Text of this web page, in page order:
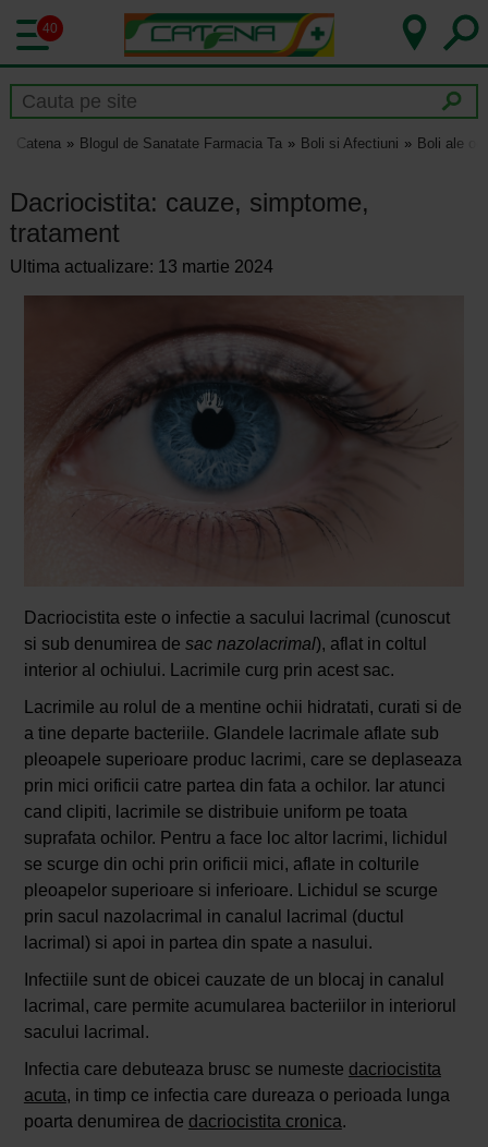
40
Catena Blogul de Sanatate Farmacia Ta Boli si Afectiuni Boli ale
Dacriocistita: cauze, simptome,
tratament
Ultima actualizare: 13 martie 2024
Dacriocistita este o infectie a sacului lacrimal (cunoscut
si sub denumirea de sac nazolacrimal), aflat in coltul
interior al ochiului. Lacrimile curg prin acest sac.
Lacrimile au rolul de a mentine ochii hidratati, curati si de
a tine departe bacteriile. Glandele lacrimale aflate sub
pleoapele superioare produc lacrimi, care se deplaseaza
prin mici orificii catre partea din fata a ochilor. Iar atunci
cand clipiti, lacrimile se distribuie uniform pe toata
suprafata ochilor. Pentru a face loc altor lacrimi, lichidul
se scurge din ochi prin orificii mici, aflate in colturile
pleoapelor superioare si inferioare. Lichidul se scurge
prin sacul nazolacrimal in canalul lacrimal (ductul
lacrimal) si apoi in partea din spate a nasului.
Infectiile sunt de obicei cauzate de un blocaj in canalul
lacrimal, care permite acumularea bacteriilor in interiorul
sacului lacrimal.
Infectia care debuteaza brusc se numeste dacriocistita
acuta, in timp ce infectia care dureaza o perioada lunga
poarta denumirea de dacriocistita cronica.